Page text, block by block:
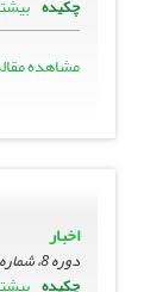
چکیده
مشاهده
اخبار
دوره 8، شماره 89 ، مرداد 1378
چکیده